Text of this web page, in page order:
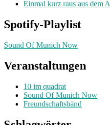
Einmal kurz raus aus dem
Spotify-Playlist
Sound Of Munich Now
Veranstaltungen
10 im quadrat
Sound Of Munich Now
Freundschaftsbänd